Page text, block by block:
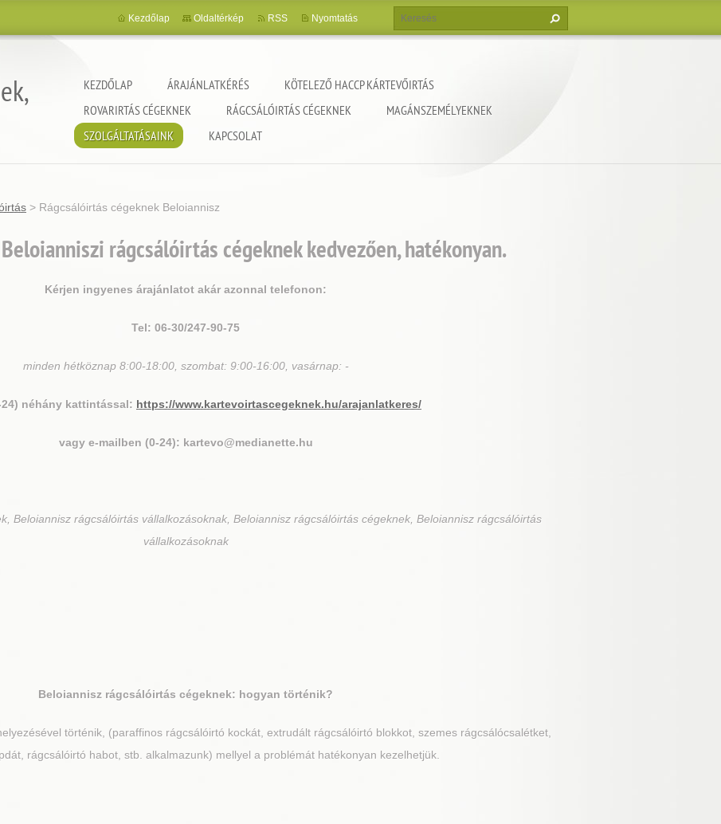
KEZDŐLAP ÁRAJÁNLATKÉRÉS
KÖTELEZŐ HACCP KÁRTEVŐIRTÁS
ROVARIRTÁS CÉGEKNEK
RÁGCSÁLÓIRTÁS CÉGEKNEK
MAGÁNSZEMÉLYEKNEK
SZOLGÁLTATÁSAINK
KAPCSOLAT
Kezdőlap Oldaltérkép RSS Nyomtatás
> Rágcsálóirtás cégeknek Beloiannisz
rágcsálóirtás cégeknek kedvezően, hatékonyan.
Kérjen ingyenes árajánlatot akár azonnal telefonon:
Tel: 06-30/247-90-75
minden hétköznap 8:00-18:00, szombat: 9:00-16:00, vasárnap: -
néhány kattintással: https://www.kartevoirtascegeknek.hu/arajanlatkeres/
vagy e-mailben (0-24): kartevo@medianette.hu
Beloiannisz rágcsálóirtás vállalkozásoknak, Beloiannisz rágcsálóirtás cégeknek, Beloiannisz rágcsálóirtás
vállalkozásoknak
Beloiannisz rágcsálóirtás cégeknek: hogyan történik?
történik, (paraffinos rágcsálóirtó kockát, extrudált rágcsálóirtó blokkot, szemes rágcsálócsalétket,
rágcsálóirtó habot, stb. alkalmazunk) mellyel a problémát hatékonyan kezelhetjük.